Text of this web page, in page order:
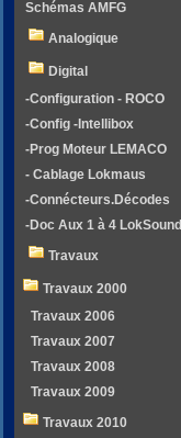
Schémas AMFG
Analogique
Digital
-Configuration - ROCO
-Config -Intellibox
-Prog Moteur LEMACO
- Cablage Lokmaus
-Connécteurs.Décodes
-Doc Aux 1 à 4 LokSound
Travaux
Travaux 2000
Travaux 2006
Travaux 2007
Travaux 2008
Travaux 2009
Travaux 2010